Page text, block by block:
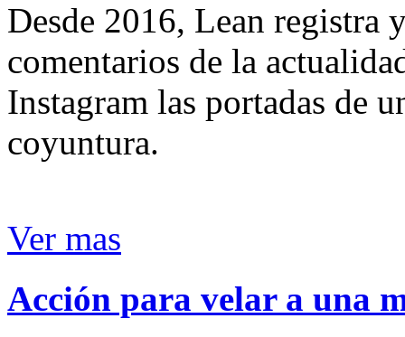
Desde 2016, Lean registra
comentarios de la
Instagram las portadas de
coyuntura.
Ver mas
Acción para velar a una